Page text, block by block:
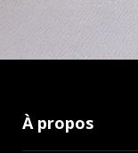
À propos